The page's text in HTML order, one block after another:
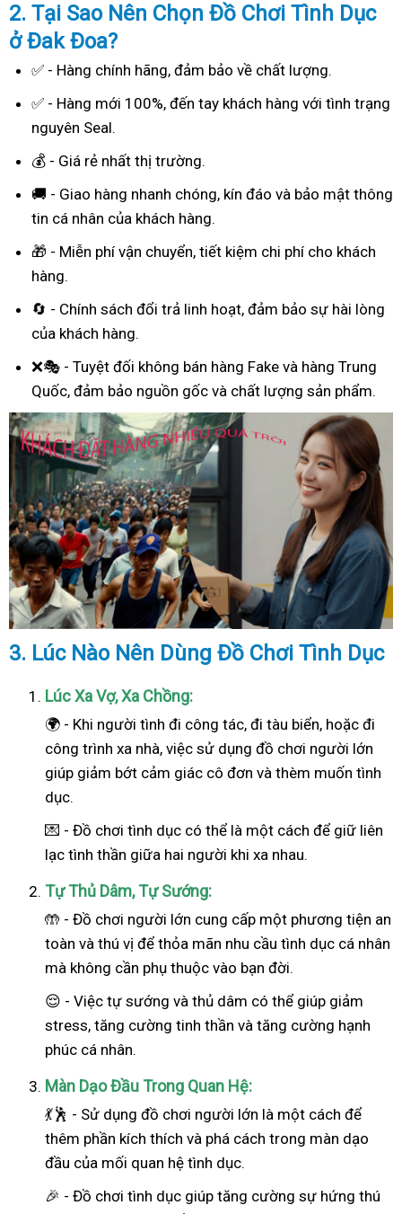
2. Tại SaoNên Chọn Đồ Chơi Tình Dục
ở Đak Đoa?
✅ - Hàng chính hãng, đảm bảo về chất lượng.
✅ - Hàng mới 100%, đến tay khách hàng với tình trạng
nguyên Seal.
💰 - Giá rẻ nhất thị trường.
🚚 - Giao hàng nhanh chóng, kín đáo và bảo mật thông
tin cá nhân của khách hàng.
🎁 - Miễn phí vận chuyển, tiết kiệm chi phí cho khách
hàng.
🔄 - Chính sách đổi trả linh hoạt, đảm bảo sự hài lòng
của khách hàng.
❌🎭 - Tuyệt đối không bán hàng Fake và hàng Trung
Quốc, đảm bảo nguồn gốc và chất lượng sản phẩm.
3. Lúc Nào Nên Dùng Đồ Chơi Tình Dục
Lúc Xa Vợ, Xa Chồng:
🌍 - Khi người tình đi công tác, đi tàu biển, hoặc đi
công trình xa nhà, việc sử dụng đồ chơi người lớn
giúp giảm bớt cảm giác cô đơn và thèm muốn tình
dục.
💌 - Đồ chơi tình dục có thể là một cách để giữ liên
lạc tình thần giữa hai người khi xa nhau.
Tự Thủ Dâm, Tự Sướng:
🤲 - Đồ chơi người lớn cung cấp một phương tiện an
toàn và thú vị để thỏa mãn nhu cầu tình dục cá nhân
mà không cần phụ thuộc vào bạn đời.
😌 - Việc tự sướng và thủ dâm có thể giúp giảm
stress, tăng cường tinh thần và tăng cường hạnh
phúc cá nhân.
Màn Dạo Đầu Trong Quan Hệ:
💃🕺 - Sử dụng đồ chơi người lớn là một cách để
thêm phần kích thích và phá cách trong màn dạo
đầu của mối quan hệ tình dục.
🎉 - Đồ chơi tình dục giúp tăng cường sự hứng thú